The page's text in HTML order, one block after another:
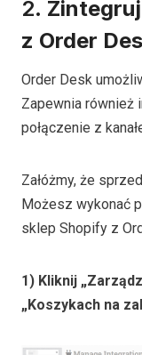
2.
z Order
Order Desk
Zapewnia również
połączenie z
Załóżmy, że
Możesz wykonać
sklep Shopify z
1) Kliknij
„Koszykach na